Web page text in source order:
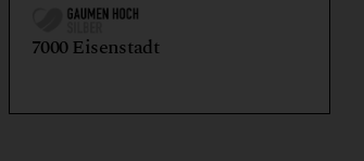
7000 Eisenstadt